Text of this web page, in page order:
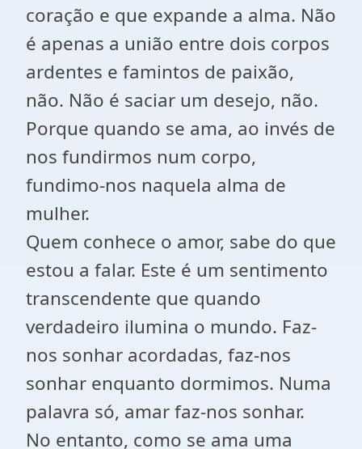
coração e que expande a alma. Não
é apenas a união entre dois corpos
ardentes e famintos de paixão,
não. Não é saciar um desejo, não.
Porque quando se ama, ao invés de
nos fundirmos num corpo,
fundimo-nos naquela alma de
mulher.
Quem conhece o amor, sabe do que
estou a falar. Este é um sentimento
transcendente que quando
verdadeiro ilumina o mundo. Faz-
nos sonhar acordadas, faz-nos
sonhar enquanto dormimos. Numa
palavra só, amar faz-nos sonhar.
No entanto, como se ama uma